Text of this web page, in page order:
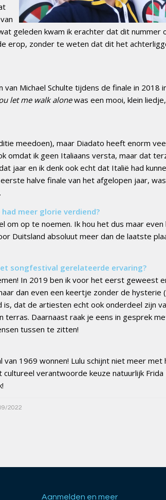
geleden kwam ik erachter dat dit nummer
erop, zonder te weten dat dit het
Michael Schulte tijdens de finale in 2018
let me walk alonewas een mooi, klein
meedoen), maar Diadato heeft enorm
omdat ik geen Italiaans versta, maar dat
jaar en ik denk ook echt dat Italië had
halve finale van het afgelopen jaar,
meer glorie verdiend?
op te noemen. Ik hou het dus maar even
Duitsland absoluut meer dan de laatste
songfestival gerelateerde ervaring?
In 2019 ben ik voor het eerst geweest
dan even een keertje zonder de hysterie
is, dat de artiesten echt ook onderdeel zijn
Daarnaast raak je eens in gesprek
tussen te zitten!
1969 wonnen! Lulu schijnt niet meer
verantwoorde keuze natuurlijk Frida
2022
Aanmelden en meer